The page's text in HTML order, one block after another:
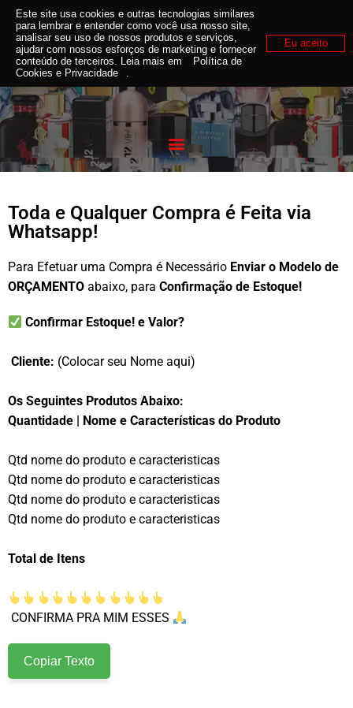
Como Comprar!
Toda e Qualquer Compra é Feita via
Whatsapp!
Para Efetuar uma Compra é Necessário Enviar o Modelo de
ORÇAMENTO abaixo, para Confirmação de Estoque!
Confirmar Estoque! e Valor?
Cliente: (Colocar seu Nome aqui)
Os Seguintes Produtos Abaixo:
Quantidade | Nome e Características do Produto
Qtd nome do produto e caracteristicas
Qtd nome do produto e caracteristicas
Qtd nome do produto e caracteristicas
Qtd nome do produto e caracteristicas
Total de Itens
CONFIRMA PRA MIM ESSES
Copiar Texto
Este site usa cookies e outras tecnologias similares
para lembrar e entender como você usa nosso site,
analisar seu uso de nossos produtos e serviços,
ajudar com nossos esforços de marketing e fornecer
conteúdo de terceiros. Leia mais em
Política de
Cookies e Privacidade
.
Eu aceito